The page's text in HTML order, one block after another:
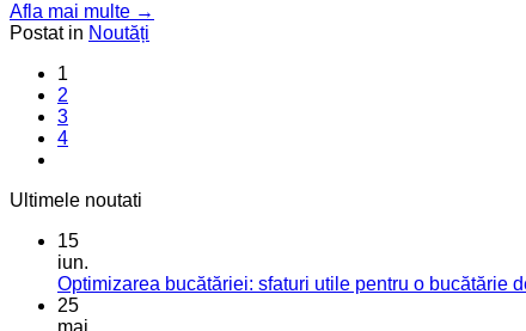
Afla mai multe →
Postat in Noutăți
1
2
3
4
Ultimele noutati
15
iun.
Optimizarea bucătăriei: sfaturi utile pentru o bucătărie
25
mai